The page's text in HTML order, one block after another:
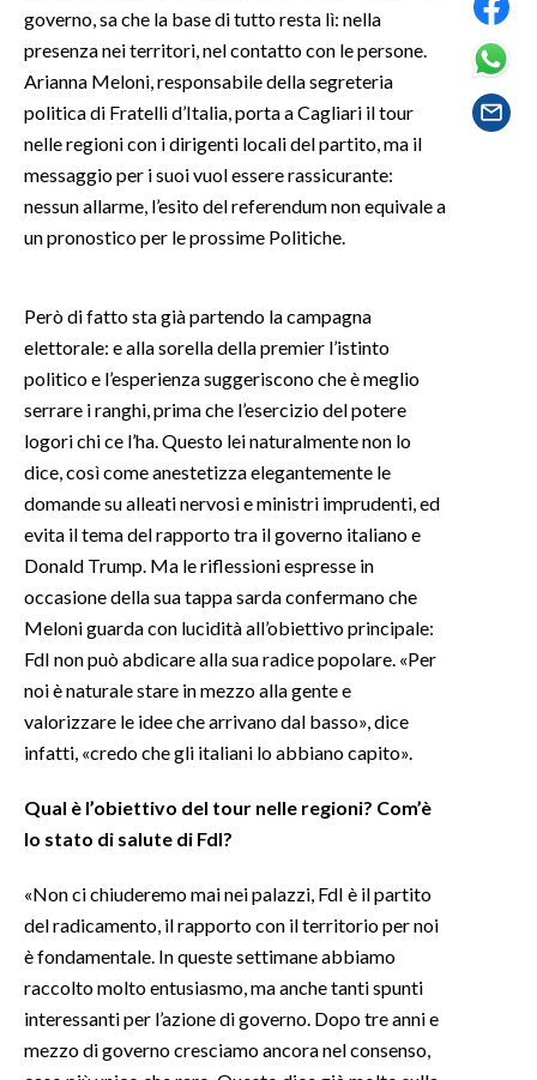
SARDEGNA TURISMO
SARDI NEL MONDO
NOTIZIE
#CARAUNIONE
3 MINUTI CON
INSULARITÀ
ABBONATI
ANNUNCI
NECROLOGI
PUBBLICITÀ
governo, sa che la base di tutto resta lì: nella
presenza nei territori, nel contatto con le persone.
Arianna Meloni, responsabile della segreteria
politica di Fratelli d’Italia, porta a Cagliari il tour
nelle regioni con i dirigenti locali del partito, ma il
messaggio per i suoi vuol essere rassicurante:
nessun allarme, l’esito del referendum non equivale a
un pronostico per le prossime Politiche.
Però di fatto sta già partendo la campagna
elettorale: e alla sorella della premier l’istinto
politico e l’esperienza suggeriscono che è meglio
serrare i ranghi, prima che l’esercizio del potere
logori chi ce l’ha. Questo lei naturalmente non lo
dice, così come anestetizza elegantemente le
domande su alleati nervosi e ministri imprudenti, ed
evita il tema del rapporto tra il governo italiano e
Donald Trump. Ma le riflessioni espresse in
occasione della sua tappa sarda confermano che
Meloni guarda con lucidità all’obiettivo principale:
FdI non può abdicare alla sua radice popolare. «Per
noi è naturale stare in mezzo alla gente e
valorizzare le idee che arrivano dal basso», dice
infatti, «credo che gli italiani lo abbiano capito».
Qual è l’obiettivo del tour nelle regioni? Com’è
lo stato di salute di FdI?
«Non ci chiuderemo mai nei palazzi, FdI è il partito
del radicamento, il rapporto con il territorio per noi
è fondamentale. In queste settimane abbiamo
raccolto molto entusiasmo, ma anche tanti spunti
interessanti per l’azione di governo. Dopo tre anni e
mezzo di governo cresciamo ancora nel consenso,